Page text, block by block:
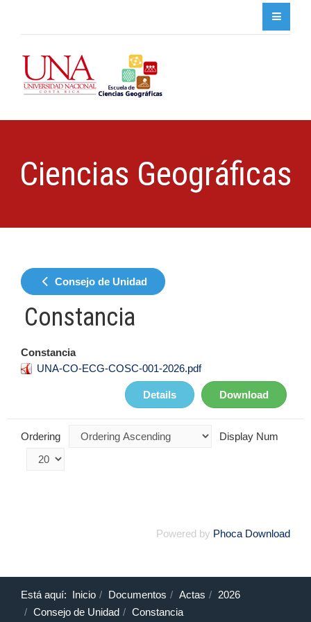
Ciencias Geográficas
Consejo de Unidad
Constancia
Constancia
UNA-CO-ECG-COSC-001-2026.pdf
Download
Details
Ordering Display Num
Powered by Phoca Download
Está aquí: Inicio Documentos Actas
2026
Consejo de Unidad
Constancia